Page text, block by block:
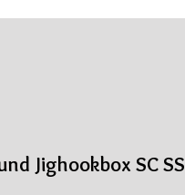
Jighookbox SC SS